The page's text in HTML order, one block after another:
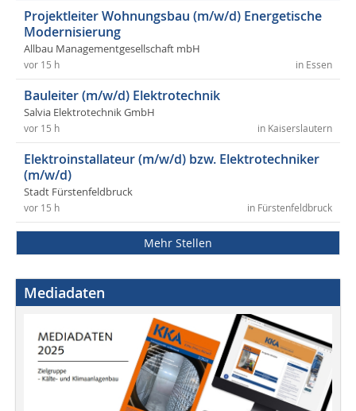
Projektleiter Wohnungsbau (m/w/d) Energetische
Modernisierung
Allbau Managementgesellschaft mbH
in Essen
vor 15 h
Bauleiter (m/w/d) Elektrotechnik
Salvia Elektrotechnik GmbH
in Kaiserslautern
vor 15 h
Elektroinstallateur (m/w/d) bzw. Elektrotechniker
(m/w/d)
Stadt Fürstenfeldbruck
in Fürstenfeldbruck
vor 15 h
Mehr Stellen
Mediadaten